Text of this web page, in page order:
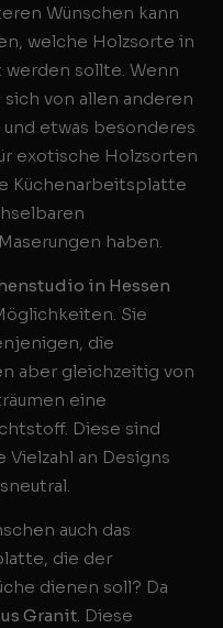
Wünschen kann
welche Holzsorte in
sollte. Wenn
von allen anderen
etwas besonderes
exotische Holzsorten
Küchenarbeitsplatte
haben.
in Hessen
Sie
die
aber gleichzeitig von
eine
Diese sind
an Designs
auch das
die der
dienen soll? Da
Granit. Diese